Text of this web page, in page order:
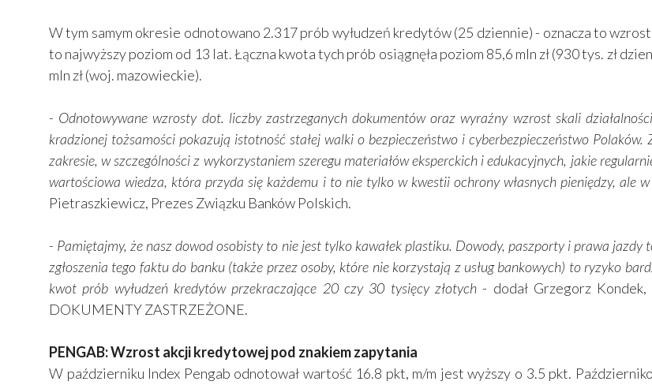
W tym samym okresie odnotowano 2.317 prób wyłudzeń kredytów (25 dziennie) - oznacza to
to najwyższy poziom od 13 lat. Łączna kwota tych prób osiągnęła poziom 85,6 mln zł (930 tys. zł
mln zł (woj. mazowieckie).
- Odnotowywane wzrosty dot. liczby zastrzeganych dokumentów oraz wyraźny wzrost skali
kradzionej tożsamości pokazują istotność stałej walki o bezpieczeństwo i cyberbezpieczeństwo
zakresie, w szczególności z wykorzystaniem szeregu materiałów eksperckich i edukacyjnych, jakie
wartościowa wiedza, która przyda się każdemu i to nie tylko w kwestii ochrony własnych pieniędzy, ale
Pietraszkiewicz, Prezes Związku Banków Polskich.
- Pamiętajmy, że nasz dowod osobisty to nie jest tylko kawałek plastiku. Dowody, paszporty i prawa
zgłoszenia tego faktu do banku (także przez osoby, które nie korzystają z usług bankowych) to ryzyko
kwot prób wyłudzeń kredytów przekraczające 20 czy 30 tysięcy złotych - dodał Grzegorz
DOKUMENTY ZASTRZEŻONE.
PENGAB: Wzrost akcji kredytowej pod znakiem zapytania
W październiku Index Pengab odnotował wartość 16.8 pkt, m/m jest wyższy o 3.5 pkt.